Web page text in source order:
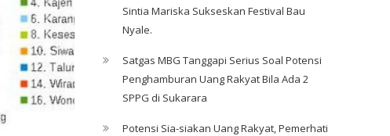
Sintia Mariska Sukseskan Festival Bau
Nyale. ‎
Satgas MBG Tanggapi Serius Soal Potensi
Penghamburan Uang Rakyat Bila Ada 2
SPPG di Sukarara
Potensi Sia-siakan Uang Rakyat, Pemerhati